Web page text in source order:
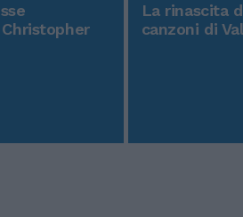
La rinascita
canzoni di